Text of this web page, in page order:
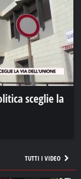
sceglie la
TUTTI I VIDEO